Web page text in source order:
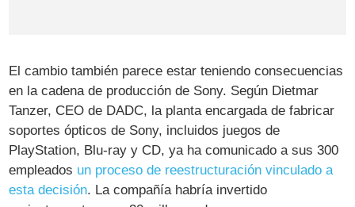
El cambio también parece estar teniendo consecuencias
en la cadena de producción de Sony. Según Dietmar
Tanzer, CEO de DADC, la planta encargada de fabricar
soportes ópticos de Sony, incluidos juegos de
PlayStation, Blu-ray y CD, ya ha comunicado a sus 300
empleados un proceso de reestructuración vinculado a
esta decisión. La compañía habría invertido